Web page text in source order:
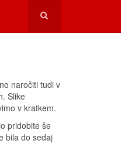
naročiti tudi v
Slike
v kratkem.
pridobite še
bila do sedaj